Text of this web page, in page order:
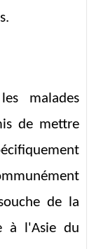
malades
de mettre
de la
à l'Asie du